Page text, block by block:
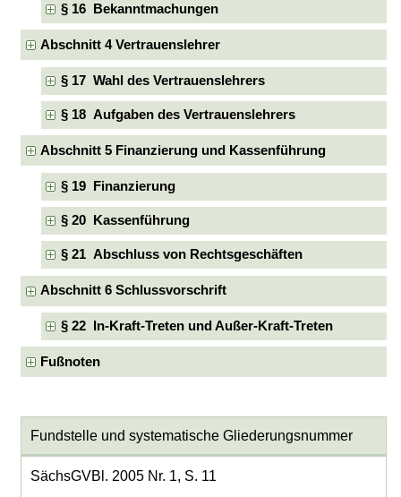
§ 16 Bekanntmachungen
Abschnitt 4 Vertrauenslehrer
§ 17 Wahl des Vertrauenslehrers
§ 18 Aufgaben des Vertrauenslehrers
Abschnitt 5 Finanzierung und Kassenführung
§ 19 Finanzierung
§ 20 Kassenführung
§ 21 Abschluss von Rechtsgeschäften
Abschnitt 6 Schlussvorschrift
§ 22 In-Kraft-Treten und Außer-Kraft-Treten
Fußnoten
Fundstelle und systematische Gliederungsnummer
SächsGVBl. 2005 Nr. 1, S. 11